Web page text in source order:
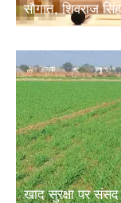
सौगात, शिवराज
खाद सुरक्षा पर